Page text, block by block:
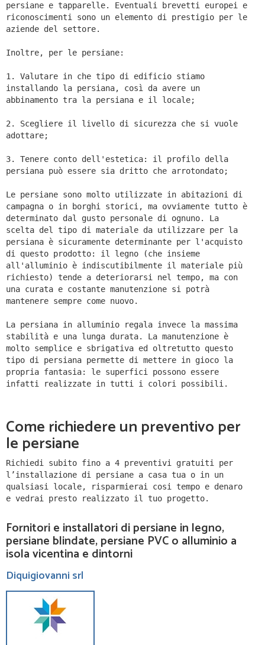
persiane e tapparelle. Eventuali brevetti europei e
riconoscimenti sono un elemento di prestigio per le
aziende del settore.
Inoltre, per le persiane:
1. Valutare in che tipo di edificio stiamo
installando la persiana, così da avere un
abbinamento tra la persiana e il locale;
2. Scegliere il livello di sicurezza che si vuole
adottare;
3. Tenere conto dell'estetica: il profilo della
persiana può essere sia dritto che arrotondato;
Le persiane sono molto utilizzate in abitazioni di
campagna o in borghi storici, ma ovviamente tutto è
determinato dal gusto personale di ognuno. La
scelta del tipo di materiale da utilizzare per la
persiana è sicuramente determinante per l'acquisto
di questo prodotto: il legno (che insieme
all'alluminio è indiscutibilmente il materiale più
richiesto) tende a deteriorarsi nel tempo, ma con
una curata e costante manutenzione si potrà
mantenere sempre come nuovo.
La persiana in alluminio regala invece la massima
stabilità e una lunga durata. La manutenzione è
molto semplice e sbrigativa ed oltretutto questo
tipo di persiana permette di mettere in gioco la
propria fantasia: le superfici possono essere
infatti realizzate in tutti i colori possibili.
Come richiedere un preventivo per
le persiane
Richiedi subito fino a 4 preventivi gratuiti per
l’installazione di persiane a casa tua o in un
qualsiasi locale, risparmierai cosi tempo e denaro
e vedrai presto realizzato il tuo progetto.
Fornitori e installatori di persiane in legno,
persiane blindate, persiane PVC o alluminio a
isola vicentina e dintorni
Diquigiovanni srl